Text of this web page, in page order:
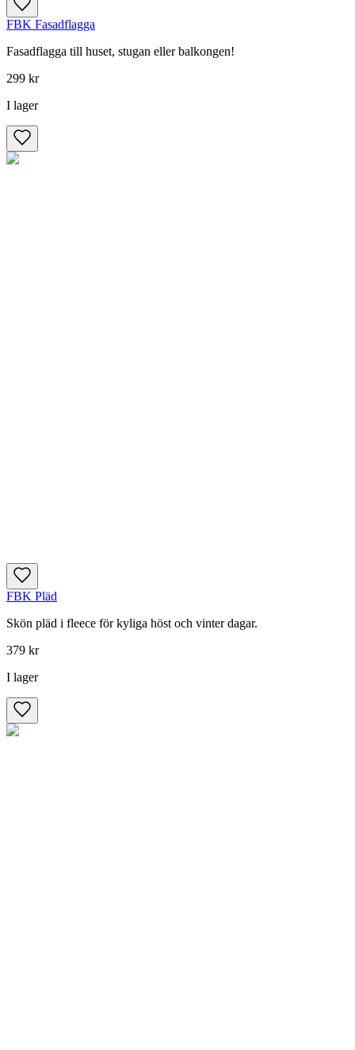
FBK Fasadflagga
Fasadflagga till huset, stugan eller balkongen!
299 kr
I lager
FBK Pläd
Skön pläd i fleece för kyliga höst och vinter dagar.
379 kr
I lager